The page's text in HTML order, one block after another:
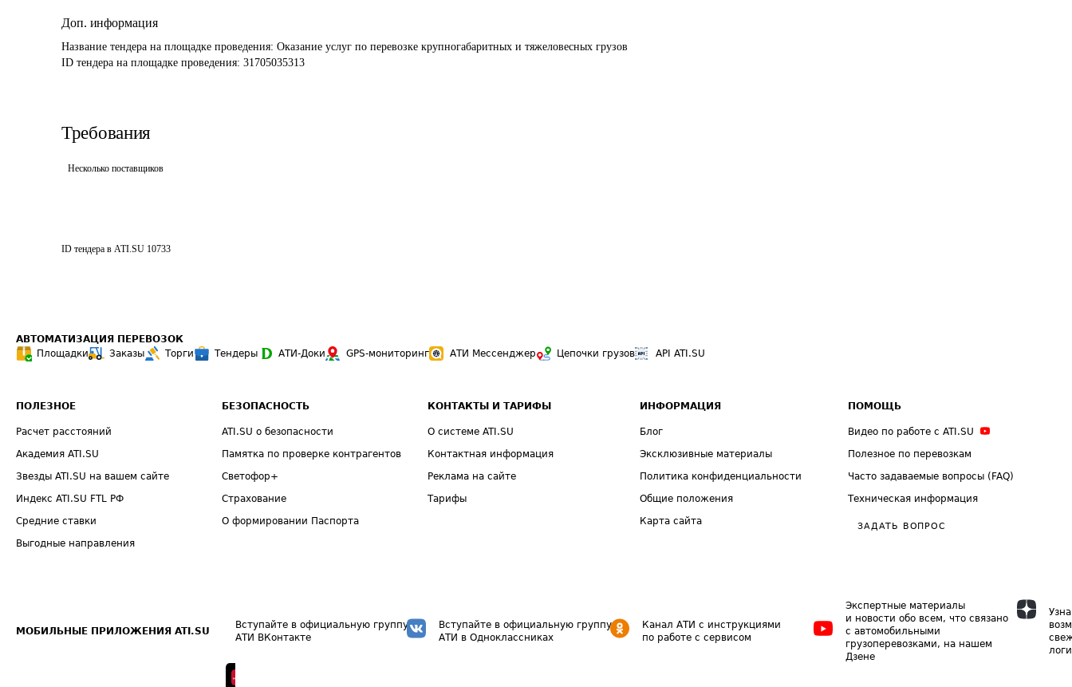
Доп. информация
Название тендера на площадке проведения: Оказание услуг по перевозке крупногабаритных и тяжеловесных грузов
ID тендера на площадке проведения: 31705035313
Требования
Несколько поставщиков
ID тендера в ATI.SU 10733
АВТОМАТИЗАЦИЯ ПЕРЕВОЗОК
Площадки
Заказы Торги Тендеры АТИ-Доки GPS-мониторинг АТИ Мессенджер Цепочки грузов API ATI.SU
ПОЛЕЗНОЕ
Расчет расстояний
Академия ATI.SU
Звезды ATI.SU на вашем сайте
Индекс ATI.SU FTL РФ
Средние ставки
Выгодные направления
БЕЗОПАСНОСТЬ
ATI.SU о безопасности
Памятка по проверке контрагентов
Светофор+
Страхование
О формировании Паспорта
КОНТАКТЫ И ТАРИФЫ
О системе ATI.SU
Контактная информация
Реклама на сайте
Тарифы
ИНФОРМАЦИЯ
Блог
Эксклюзивные материалы
Политика конфиденциальности
Общие положения
Карта сайта
ПОМОЩЬ
Видео по работе с ATI.SU
Полезное по перевозкам
Часто задаваемые вопросы (FAQ)
Техническая информация
ЗАДАТЬ ВОПРОС
МОБИЛЬНЫЕ ПРИЛОЖЕНИЯ ATI.SU
Вступайте в официальную группу
АТИ ВКонтакте
Вступайте в официальную группу
АТИ в Одноклассниках
Канал АТИ с инструкциями
по работе с сервисом
Экспертные материалы
и новости обо всем, что связано
с автомобильными
грузоперевозками, на нашем
Дзене